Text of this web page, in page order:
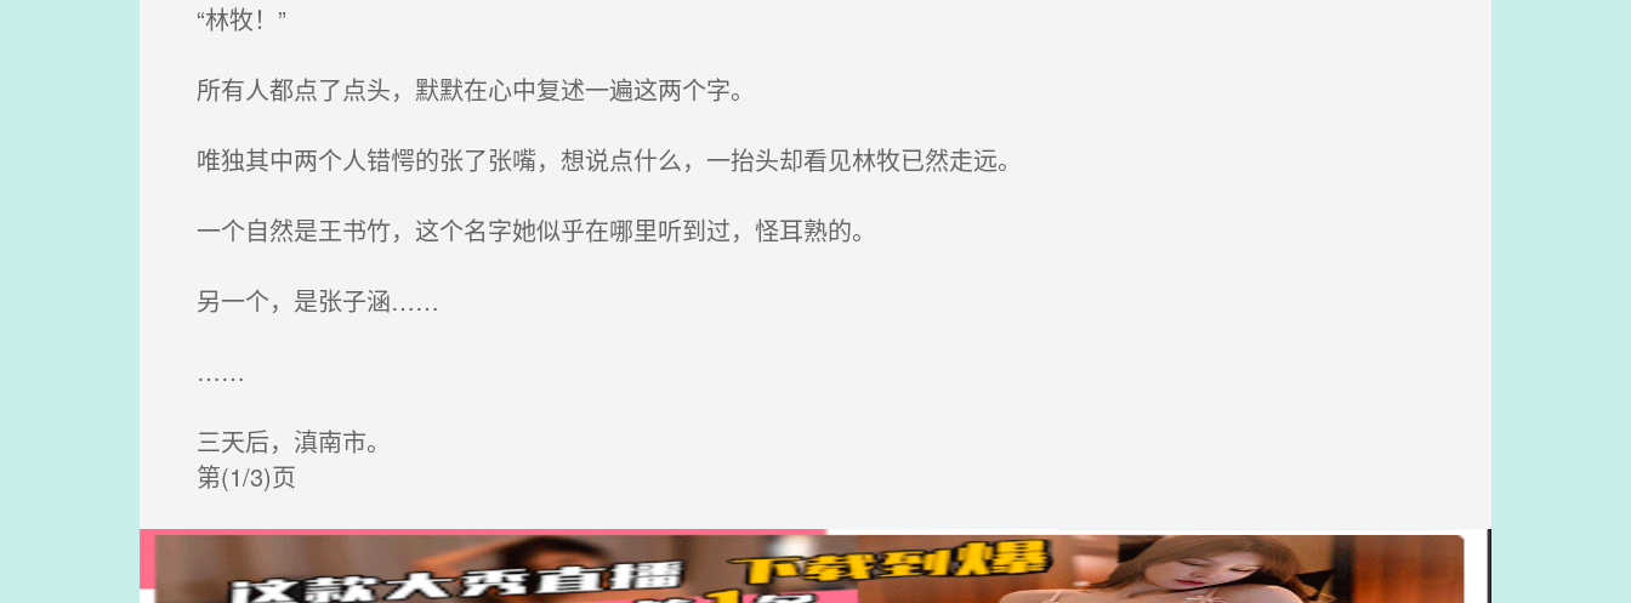
“林牧！”
所有人都点了点头，默默在心中复述一遍这两个字。
唯独其中两个人错愕的张了张嘴，想说点什么，一抬头却看见林牧已然走远。
一个自然是王书竹，这个名字她似乎在哪里听到过，怪耳熟的。
另一个，是张子涵……
……
三天后，滇南市。
第(1/3)页